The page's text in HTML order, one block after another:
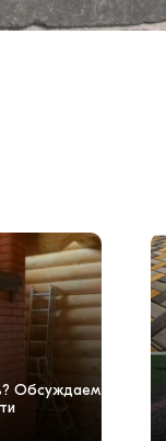
Обсуждаем